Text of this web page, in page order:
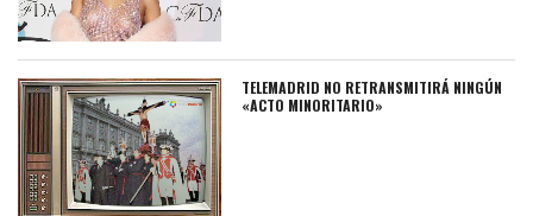
TELEMADRID NO RETRANSMITIRÁ NINGÚN
«ACTO MINORITARIO»